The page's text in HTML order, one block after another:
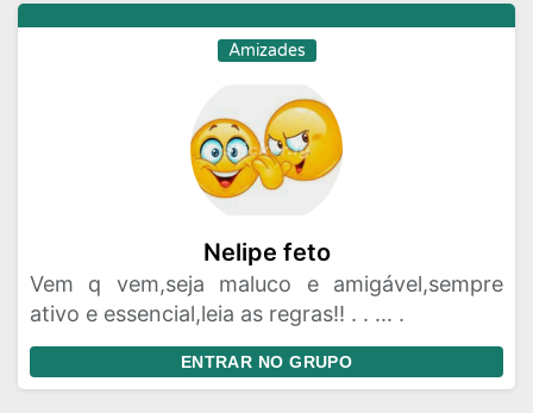
Amizades
Nelipe feto
Vem q vem,seja maluco e amigável,sempre
ativo e essencial,leia as regras!! . . ... .
ENTRAR NO GRUPO